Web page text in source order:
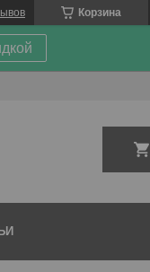
Корзина